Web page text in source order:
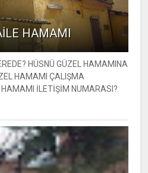
HAMAMI
HÜSNÜ GÜZEL HAMAMINA
HAMAMI ÇALIŞMA
İLETİŞİM NUMARASI?